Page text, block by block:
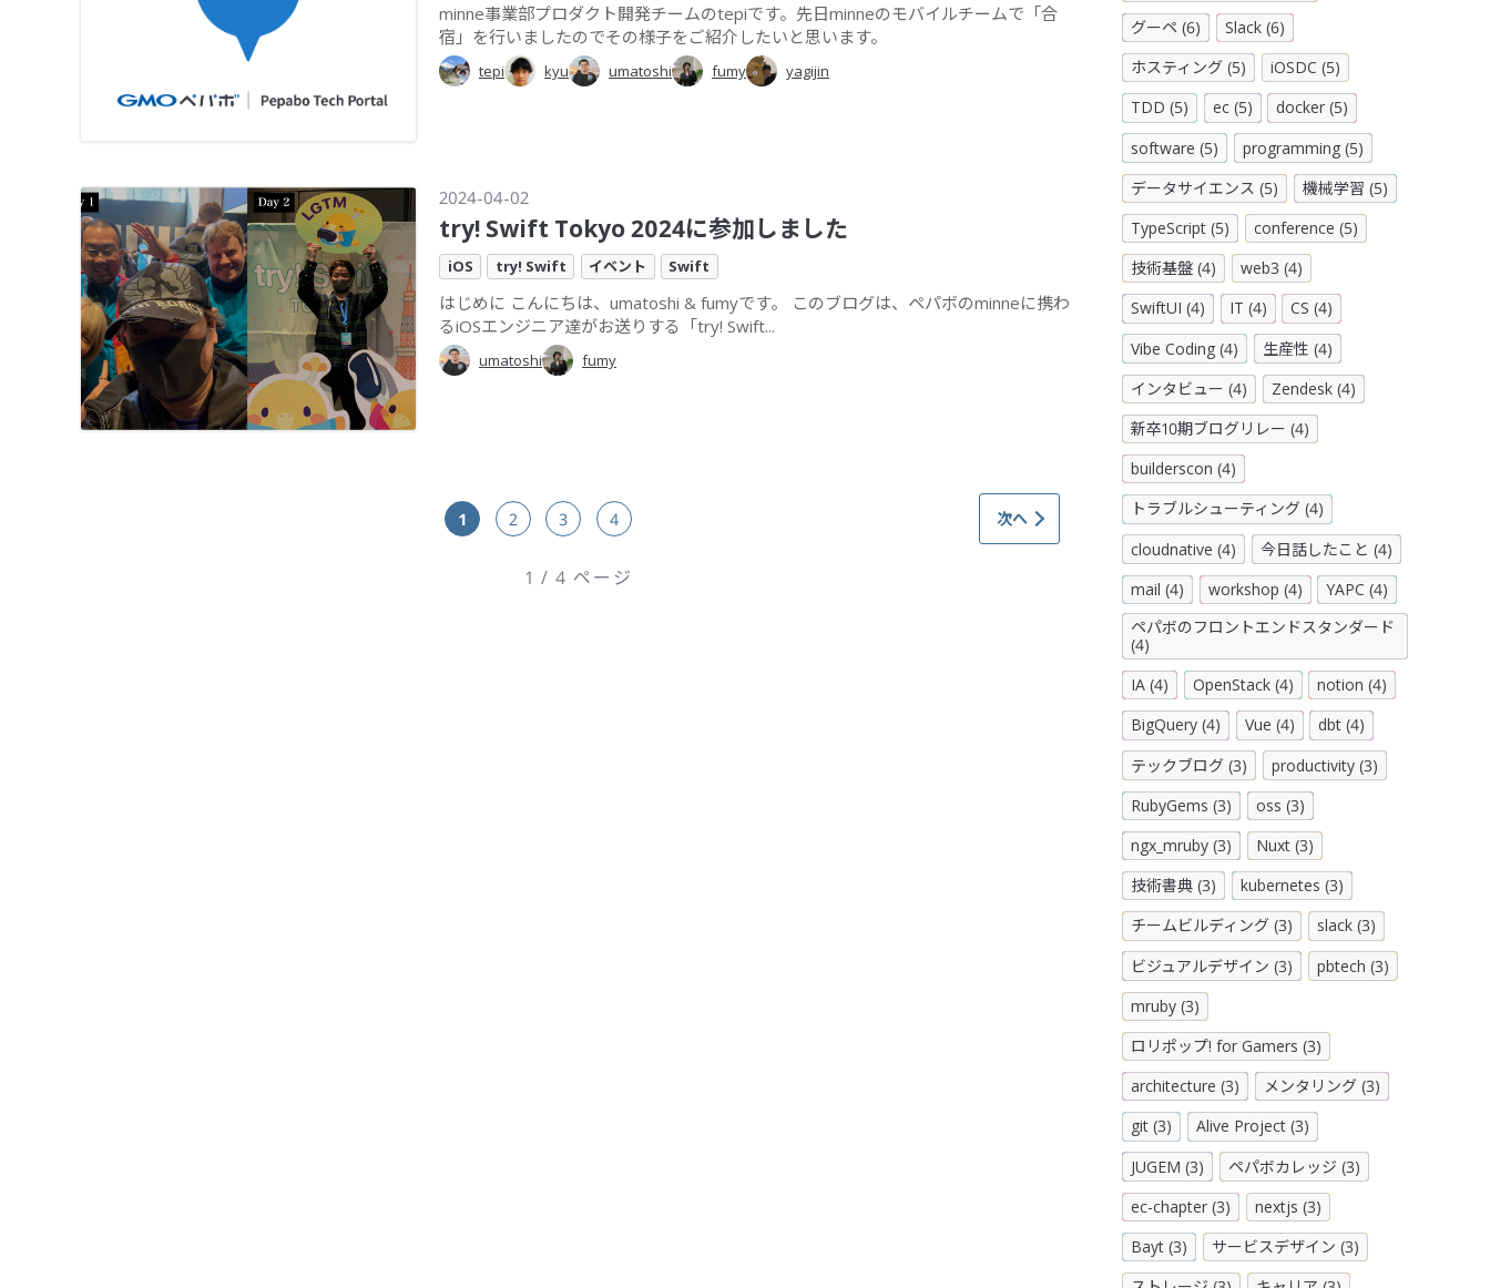
minne事業部プロダクト開発チームのtepiです。先日minneのモバイルチームで「合
宿」を行いましたのでその様子をご紹介したいと思います。
tepi kyu umatoshi fumy yagijin
2024-04-02
try! Swift Tokyo 2024に参加しました
iOS try! Swift イベント Swift
はじめに こんにちは、umatoshi & fumyです。 このブログは、ペパボのminneに携わ
るiOSエンジニア達がお送りする「try! Swift...
umatoshi fumy
1 2 3 4 次へ
1 / 4 ページ
グーペ (6)
Slack (6)
ホスティング (5)
iOSDC (5)
TDD (5)
ec (5)
docker (5)
software (5)
programming (5)
データサイエンス (5)
機械学習 (5)
TypeScript (5)
conference (5)
技術基盤 (4)
web3 (4)
SwiftUI (4)
IT (4)
CS (4)
Vibe Coding (4)
生産性 (4)
インタビュー (4)
Zendesk (4)
新卒10期ブログリレー (4)
builderscon (4)
トラブルシューティング (4)
cloudnative (4)
今日話したこと (4)
mail (4)
workshop (4)
YAPC (4)
ペパボのフロントエンドスタンダード
(4)
IA (4)
OpenStack (4)
notion (4)
BigQuery (4)
Vue (4)
dbt (4)
テックブログ (3)
productivity (3)
RubyGems (3)
oss (3)
ngx_mruby (3)
Nuxt (3)
技術書典 (3)
kubernetes (3)
チームビルディング (3)
slack (3)
ビジュアルデザイン (3)
pbtech (3)
mruby (3)
ロリポップ! for Gamers (3)
architecture (3)
メンタリング (3)
git (3)
Alive Project (3)
JUGEM (3)
ペパボカレッジ (3)
ec-chapter (3)
nextjs (3)
Bayt (3)
サービスデザイン (3)